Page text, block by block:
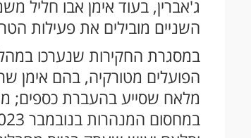
ג'אברין, בעוד אימן אבו חליל
השניים מובילים את פעילות
במסגרת החקירות שנערכו
הפועלים מטורקיה, בהם אימן
מלאח שסייע בהעברת כספים;